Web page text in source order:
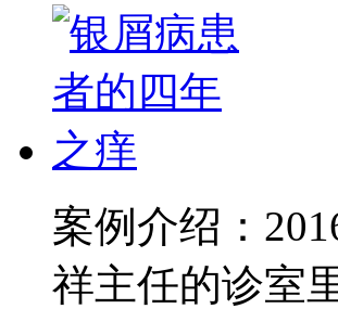
案例介绍：
祥主任的诊室